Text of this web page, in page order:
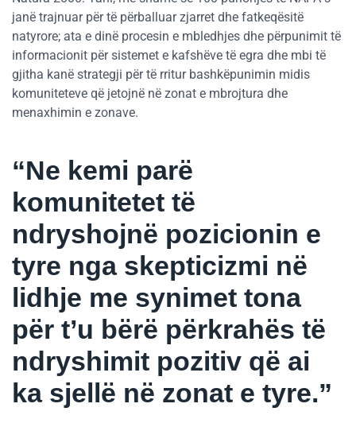
janë trajnuar për të përballuar zjarret dhe fatkeqësitë
natyrore; ata e dinë procesin e mbledhjes dhe përpunimit të
informacionit për sistemet e kafshëve të egra dhe mbi të
gjitha kanë strategji për të rritur bashkëpunimin midis
komuniteteve që jetojnë në zonat e mbrojtura dhe
menaxhimin e zonave.
“Ne kemi parë
komunitetet të
ndryshojnë pozicionin e
tyre nga skepticizmi në
lidhje me synimet tona
për t’u bërë përkrahës të
ndryshimit pozitiv që ai
ka sjellë në zonat e tyre.”